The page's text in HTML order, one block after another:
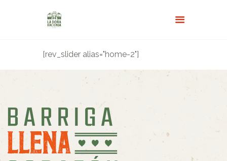
MENÚ
ACERCA DE NOSOTROS
RESERVAS
[rev_slider alias="home-2"]